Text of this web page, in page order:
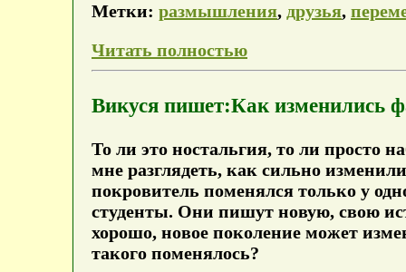
Метки: размышления, друзья,
Читать полностью
Викуся пишет:Как изменились
То ли это ностальгия, то ли просто
мне разглядеть, как сильно
покровитель поменялся только у
студенты. Они пишут новую, свою
хорошо, новое поколение может
такого поменялось?